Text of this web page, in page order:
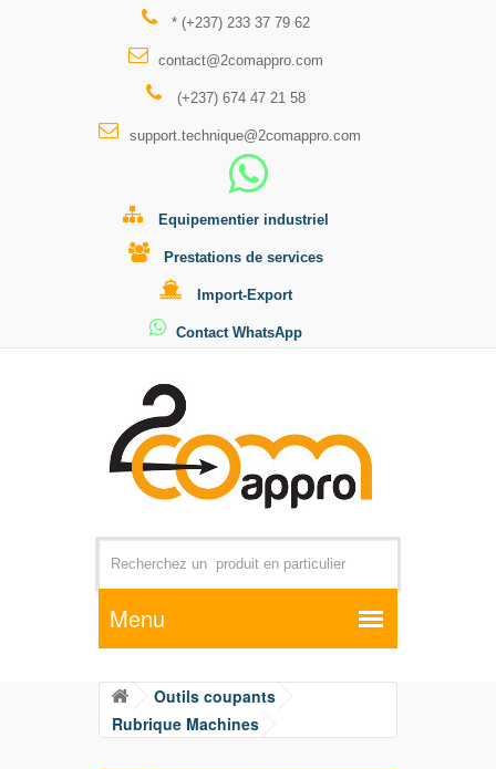
* (+237) 233 37 79 62
contact@2comappro.com
(+237) 674 47 21 58
support.technique@2comappro.com
Equipementier industriel
Prestations de services
Import-Export
Contact WhatsApp
Par exemple +distributeur +CD01
Outils coupants
Rubrique Machines